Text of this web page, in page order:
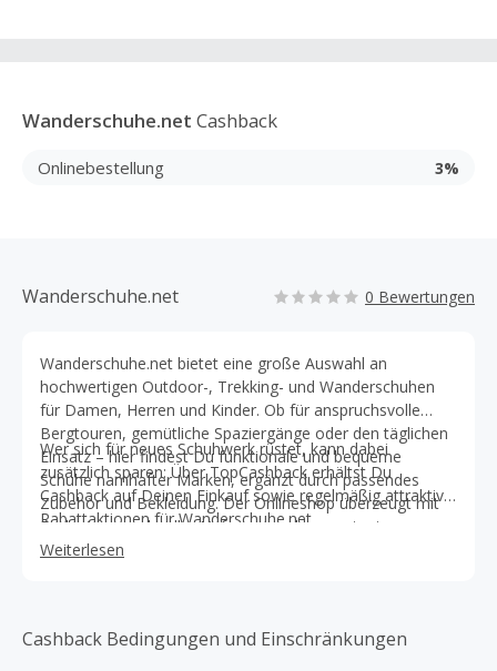
Wanderschuhe.net Cashback
Onlinebestellung 3%
Wanderschuhe.net 0 Bewertungen
Wanderschuhe.net bietet eine große Auswahl an
hochwertigen Outdoor-, Trekking- und Wanderschuhen
für Damen, Herren und Kinder. Ob für anspruchsvolle
Bergtouren, gemütliche Spaziergänge oder den täglichen
Einsatz – hier findest Du funktionale und bequeme
Schuhe namhafter Marken, ergänzt durch passendes
Zubehör und Bekleidung. Der Onlineshop überzeugt mit
Fachwissen, schneller Lieferung und kompetentem
Kundenservice.
Wer sich für neues Schuhwerk rüstet, kann dabei
zusätzlich sparen: Über TopCashback erhältst Du
Cashback auf Deinen Einkauf sowie regelmäßig attraktive
Rabattaktionen für Wanderschuhe.net.
Weiterlesen
Cashback Bedingungen und Einschränkungen